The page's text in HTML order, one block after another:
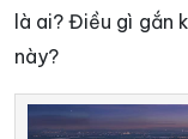
là ai? Điều gì gắn
này?